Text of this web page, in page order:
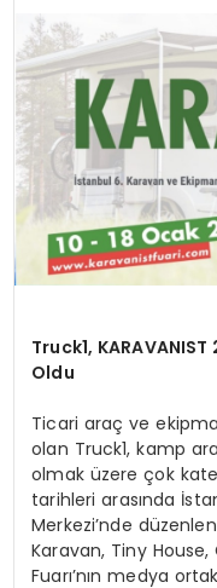
MAGAZIN
KÜLTÜR & SANAT
SPOR
SAĞLIK
Truck1,
Oldu
Ticari araç ve
olan Truck1, kamp
olmak üzere çok
tarihleri arasında
Merkezi’nde
Karavan, Tiny
Fuarı’nın medya